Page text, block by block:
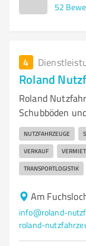
52
4
Roland
Roland
Schubböden
NUTZFAHRZEUGE
VERKAUF
TRANSPORTLOGISTIK
Am
info@roland-
roland-